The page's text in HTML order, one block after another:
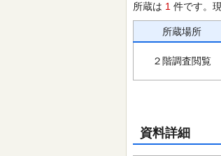
所蔵は 1 件です。
所蔵場所
２階調査閲覧
資料詳細